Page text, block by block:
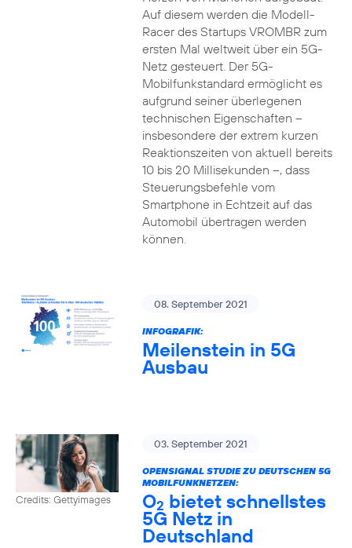
Auf diesem werden die Modell-
Racer des Startups VROMBR zum
ersten Mal weltweit über ein 5G-
Netz gesteuert. Der 5G-
Mobilfunkstandard ermöglicht es
aufgrund seiner überlegenen
technischen Eigenschaften –
insbesondere der extrem kurzen
Reaktionszeiten von aktuell bereits
10 bis 20 Millisekunden –, dass
Steuerungsbefehle vom
Smartphone in Echtzeit auf das
Automobil übertragen werden
können.
08. September 2021
INFOGRAFIK:
Meilenstein in 5G
Ausbau
Credits: Gettyimages
03. September 2021
OPENSIGNAL STUDIE ZU DEUTSCHEN 5G
MOBILFUNKNETZEN:
O2 bietet schnellstes
5G Netz in
Deutschland